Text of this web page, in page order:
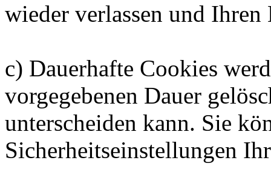
wieder verlassen und
c) Dauerhafte Cookies
vorgegebenen Dauer
unterscheiden kann. Sie
Sicherheitseinstellungen